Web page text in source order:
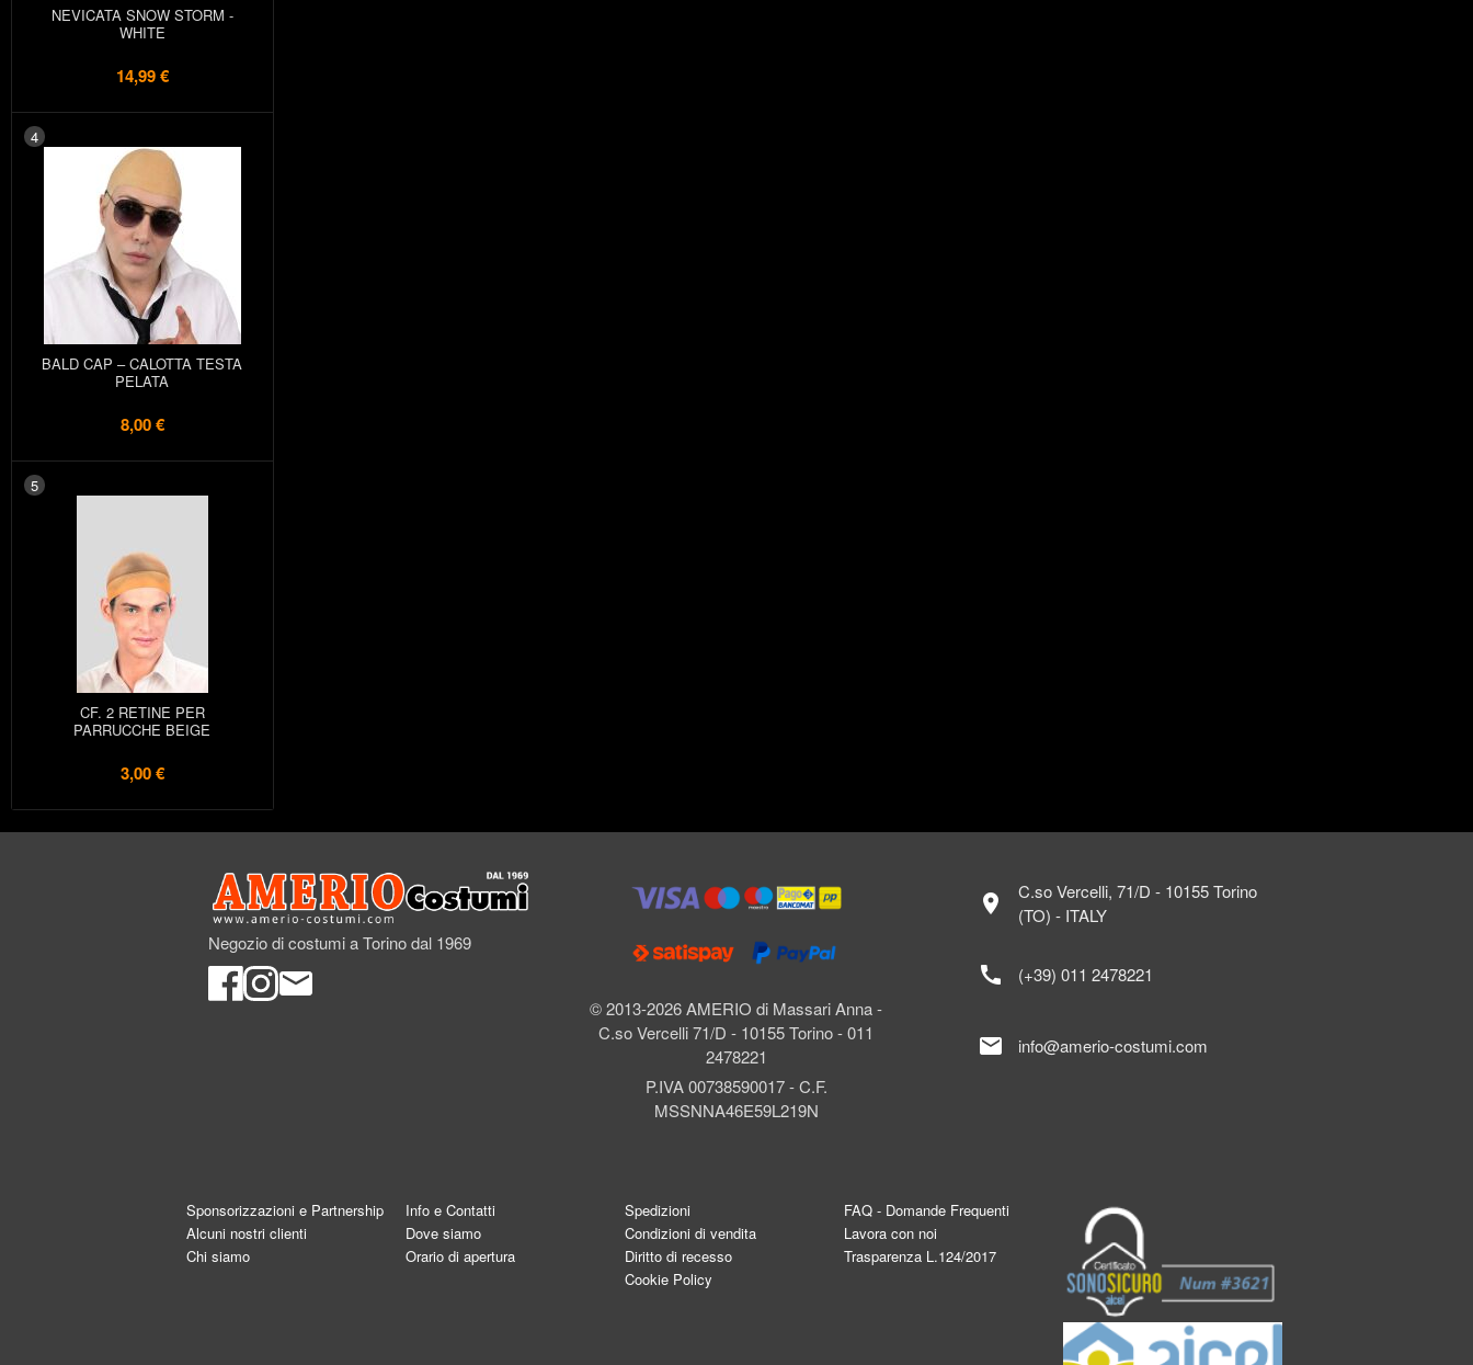
NEVICATA SNOW STORM -
WHITE
14,99 €
4
BALD CAP – CALOTTA TESTA
PELATA
8,00 €
5
CF. 2 RETINE PER
PARRUCCHE BEIGE
3,00 €
Negozio di costumi a Torino dal 1969
© 2013-2026 AMERIO di Massari Anna -
C.so Vercelli 71/D - 10155 Torino - 011
2478221
P.IVA 00738590017 - C.F.
MSSNNA46E59L219N
location_on
C.so Vercelli, 71/D - 10155 Torino
(TO) - ITALY
call (+39) 011 2478221
mail info@amerio-costumi.com
Sponsorizzazioni e Partnership
Alcuni nostri clienti
Chi siamo
Info e Contatti
Dove siamo
Orario di apertura
Spedizioni
Condizioni di vendita
Diritto di recesso
Cookie Policy
FAQ - Domande Frequenti
Lavora con noi
Trasparenza L.124/2017